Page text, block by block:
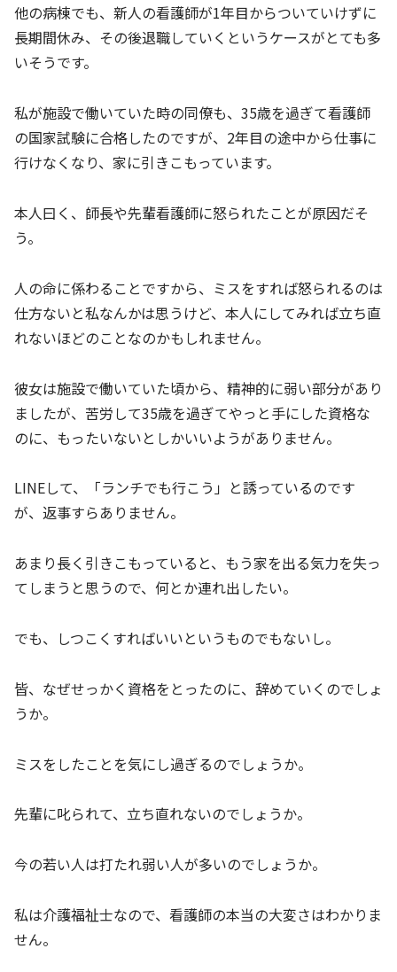
他の病棟でも、新人の看護師が1年目からついていけずに
長期間休み、その後退職していくというケースがとても多
いそうです。
私が施設で働いていた時の同僚も、35歳を過ぎて看護師
の国家試験に合格したのですが、2年目の途中から仕事に
行けなくなり、家に引きこもっています。
本人曰く、師長や先輩看護師に怒られたことが原因だそ
う。
人の命に係わることですから、ミスをすれば怒られるのは
仕方ないと私なんかは思うけど、本人にしてみれば立ち直
れないほどのことなのかもしれません。
彼女は施設で働いていた頃から、精神的に弱い部分があり
ましたが、苦労して35歳を過ぎてやっと手にした資格な
のに、もったいないとしかいいようがありません。
LINEして、「ランチでも行こう」と誘っているのです
が、返事すらありません。
あまり長く引きこもっていると、もう家を出る気力を失っ
てしまうと思うので、何とか連れ出したい。
でも、しつこくすればいいというものでもないし。
皆、なぜせっかく資格をとったのに、辞めていくのでしょ
うか。
ミスをしたことを気にし過ぎるのでしょうか。
先輩に叱られて、立ち直れないのでしょうか。
今の若い人は打たれ弱い人が多いのでしょうか。
私は介護福祉士なので、看護師の本当の大変さはわかりま
せん。